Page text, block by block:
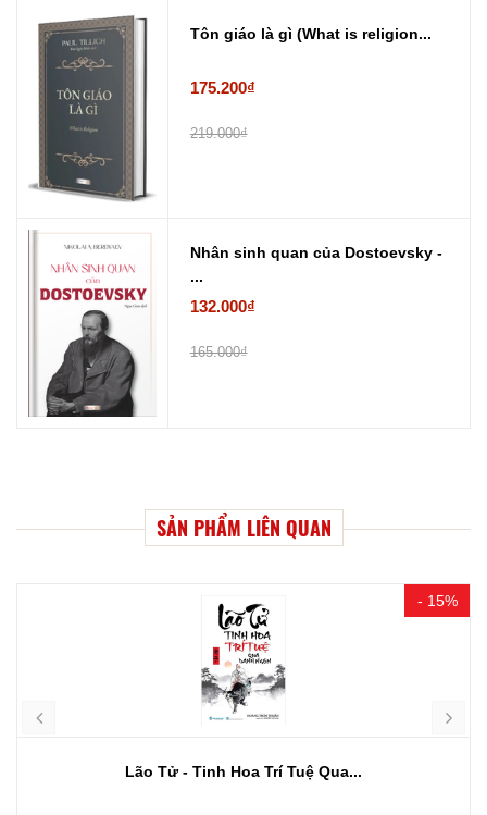
Tôn giáo là gì (What is religion...
175.200₫
219.000₫
Nhân sinh quan của Dostoevsky -
...
132.000₫
165.000₫
SẢN PHẨM LIÊN QUAN
- 15%
Lão Tử - Tinh Hoa Trí Tuệ Qua...